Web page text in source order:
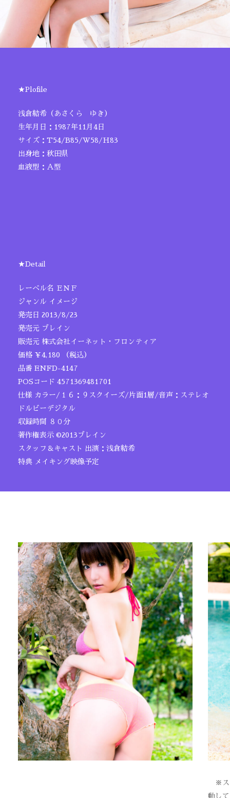
★Plofile
浅倉結希（あさくら ゆき）
生年月日：1987年11月4日
サイズ：T54/B85/W58/H83
出身地：秋田県
血液型：Ａ型
★Detail
レーベル名 ＥＮＦ
ジャンル イメージ
発売日 2013/8/23
発売元 ブレイン
販売元 株式会社イーネット・フロンティア
価格 ￥4,180 （税込）
品番 ENFD-4147
POSコード 4571369481701
仕様 カラー/１６：９スクイーズ/片面1層/音声：ステレオ
ドルビーデジタル
収録時間 ８０分
著作権表示 ©2013ブレイン
スタッフ＆キャスト 出演：浅倉結希
特典 メイキング映像予定
※ス
動し